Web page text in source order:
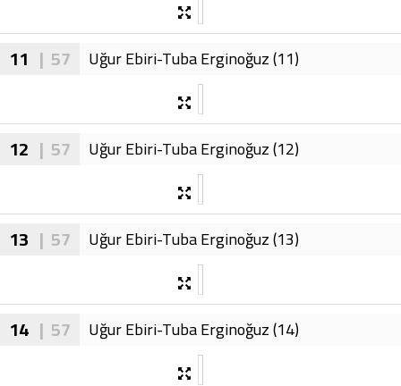
11 | 57 Uğur Ebiri-Tuba Erginoğuz (11)
12 | 57 Uğur Ebiri-Tuba Erginoğuz (12)
13 | 57 Uğur Ebiri-Tuba Erginoğuz (13)
14 | 57 Uğur Ebiri-Tuba Erginoğuz (14)